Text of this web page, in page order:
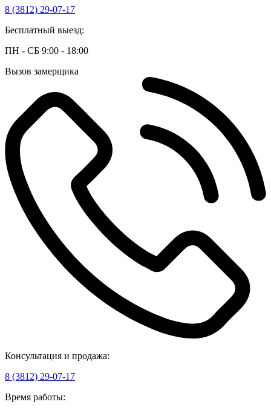
8 (3812) 29-07-17
Бесплатный выезд:
ПН - СБ 9:00 - 18:00
Вызов замерщика
Консультация и продажа:
8 (3812) 29-07-17
Время работы: